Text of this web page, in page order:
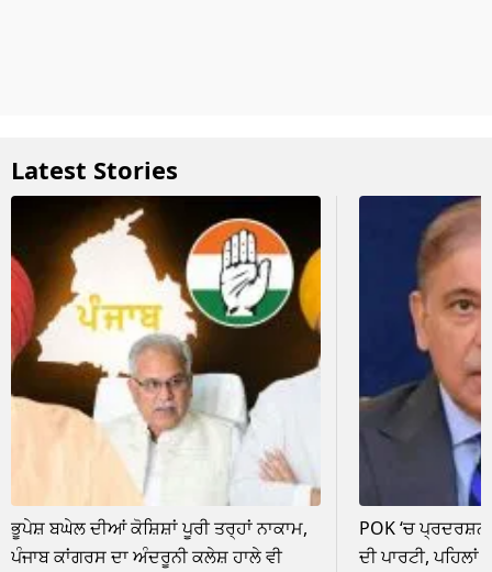
Latest Stories
ਭੂਪੇਸ਼ ਬਘੇਲ ਦੀਆਂ ਕੋਸ਼ਿਸ਼ਾਂ ਪੂਰੀ ਤਰ੍ਹਾਂ ਨਾਕਾਮ,
ਪੰਜਾਬ ਕਾਂਗਰਸ ਦਾ ਅੰਦਰੂਨੀ ਕਲੇਸ਼ ਹਾਲੇ ਵੀ
POK ‘ਚ
ਦੀ ਪਾਰਟੀ,